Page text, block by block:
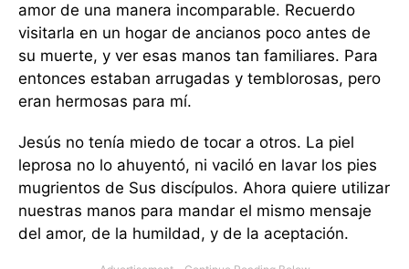
amor de una manera incomparable. Recuerdo
visitarla en un hogar de ancianos poco antes de
su muerte, y ver esas manos tan familiares. Para
entonces estaban arrugadas y temblorosas, pero
eran hermosas para mí.
Jesús no tenía miedo de tocar a otros. La piel
leprosa no lo ahuyentó, ni vaciló en lavar los pies
mugrientos de Sus discípulos. Ahora quiere utilizar
nuestras manos para mandar el mismo mensaje
del amor, de la humildad, y de la aceptación.